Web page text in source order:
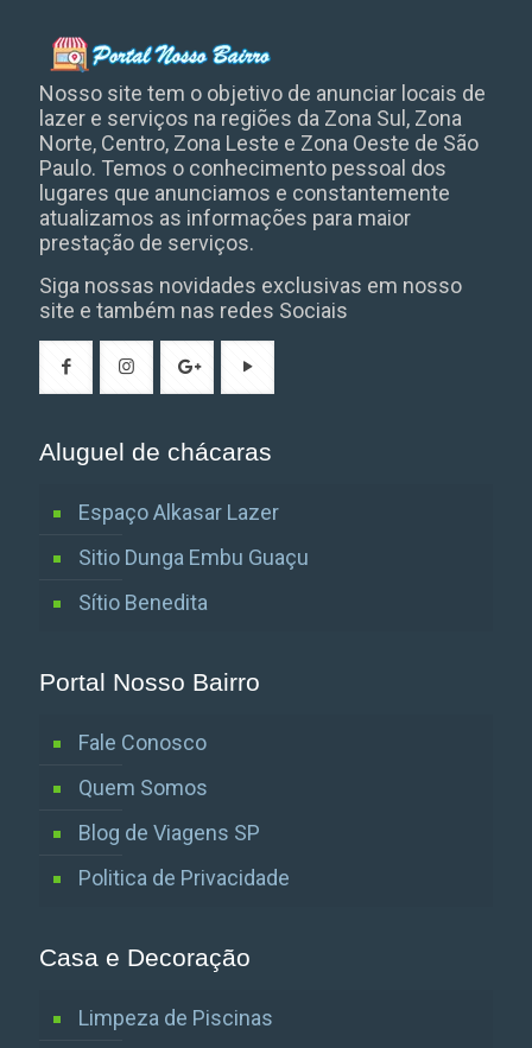
Nosso site tem o objetivo de anunciar locais de
lazer e serviços na regiões da Zona Sul, Zona
Norte, Centro, Zona Leste e Zona Oeste de São
Paulo. Temos o conhecimento pessoal dos
lugares que anunciamos e constantemente
atualizamos as informações para maior
prestação de serviços.
Siga nossas novidades exclusivas em nosso
site e também nas redes Sociais
Aluguel de chácaras
Espaço Alkasar Lazer
Sitio Dunga Embu Guaçu
Sítio Benedita
Portal Nosso Bairro
Fale Conosco
Quem Somos
Blog de Viagens SP
Politica de Privacidade
Casa e Decoração
Limpeza de Piscinas